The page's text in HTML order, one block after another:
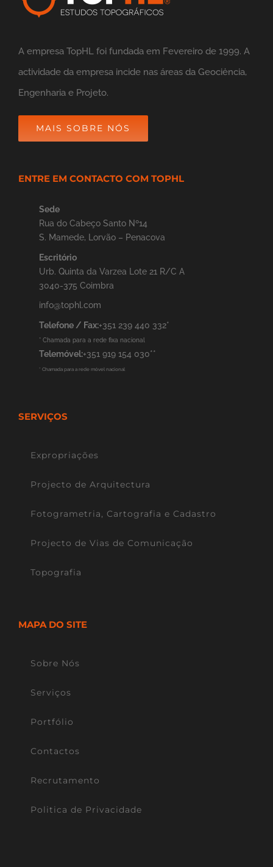
A empresa TopHL foi fundada em Fevereiro de 1999. A
actividade da empresa incide nas áreas da Geociėncia,
Engenharia e Projeto.
MAIS SOBRE NÓS
ENTRE EM CONTACTO COM TOPHL
Sede
Rua do Cabeço Santo Nº14
S. Mamede, Lorvão – Penacova
Escritório
Urb. Quinta da Varzea Lote 21 R/C A
3040-375 Coimbra
info@tophl.com
Telefone / Fax:+351 239 440 332*
* Chamada para a rede fixa nacional
Telemóvel:+351 919 154 030**
* Chamada para a rede móvel nacional
SERVIÇOS
Expropriações
Projecto de Arquitectura
Fotogrametria, Cartografia e Cadastro
Projecto de Vias de Comunicação
Topografia
MAPA DO SITE
Sobre Nós
Serviços
Portfólio
Contactos
Recrutamento
Politica de Privacidade